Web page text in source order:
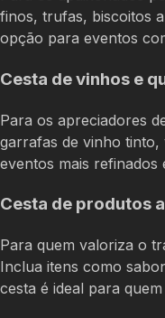
finos, trufas, biscoitos
opção para eventos
Cesta de vinhos e
Para os apreciadores
garrafas de vinho tinto,
eventos mais
Cesta de produtos
Para quem valoriza o
Inclua itens como
cesta é ideal para